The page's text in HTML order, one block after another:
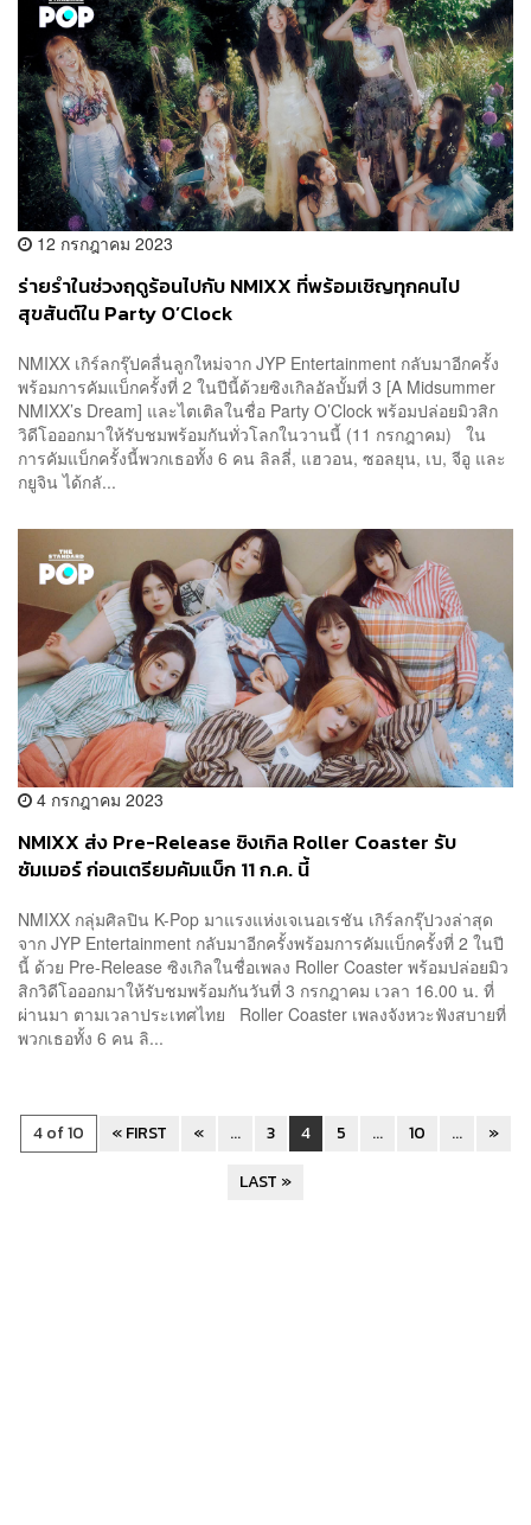
12 กรกฎาคม 2023
ร่ายรำในช่วงฤดูร้อนไปกับ NMIXX ที่พร้อมเชิญทุกคนไป
สุขสันต์ใน Party O’Clock
NMIXX เกิร์ลกรุ๊ปคลื่นลูกใหม่จาก JYP Entertainment กลับมาอีกครั้ง
พร้อมการคัมแบ็กครั้งที่ 2 ในปีนี้ด้วยซิงเกิลอัลบั้มที่ 3 [A Midsummer
NMIXX’s Dream] และไตเติลในชื่อ Party O’Clock พร้อมปล่อยมิวสิก
วิดีโอออกมาให้รับชมพร้อมกันทั่วโลกในวานนี้ (11 กรกฎาคม) ใน
การคัมแบ็กครั้งนี้พวกเธอทั้ง 6 คน ลิลลี่, แฮวอน, ซอลยุน, เบ, จีอู และ
กยูจิน ได้กลั...
4 กรกฎาคม 2023
NMIXX ส่ง Pre-Release ซิงเกิล Roller Coaster รับ
ซัมเมอร์ ก่อนเตรียมคัมแบ็ก 11 ก.ค. นี้
NMIXX กลุ่มศิลปิน K-Pop มาแรงแห่งเจเนอเรชัน เกิร์ลกรุ๊ปวงล่าสุด
จาก JYP Entertainment กลับมาอีกครั้งพร้อมการคัมแบ็กครั้งที่ 2 ในปี
นี้ ด้วย Pre-Release ซิงเกิลในชื่อเพลง Roller Coaster พร้อมปล่อยมิว
สิกวิดีโอออกมาให้รับชมพร้อมกันวันที่ 3 กรกฎาคม เวลา 16.00 น. ที่
ผ่านมา ตามเวลาประเทศไทย Roller Coaster เพลงจังหวะฟังสบายที่
พวกเธอทั้ง 6 คน ลิ...
4 of 10 « FIRST « ... 3 4 5 ... 10 ...
»
LAST »